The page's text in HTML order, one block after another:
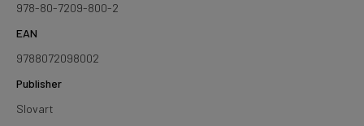
978-80-7209-800-2
EAN
9788072098002
Publisher
Slovart